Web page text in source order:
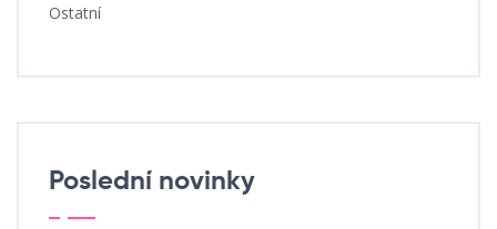
Ostatní
Poslední novinky